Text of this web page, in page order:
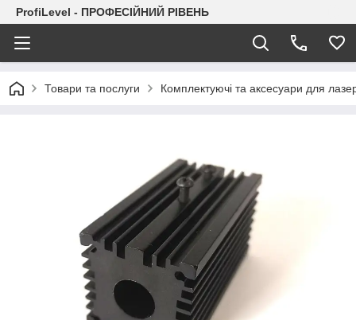
ProfiLevel - ПРОФЕСІЙНИЙ РІВЕНЬ
Товари та послуги Комплектуючі та аксесуари для